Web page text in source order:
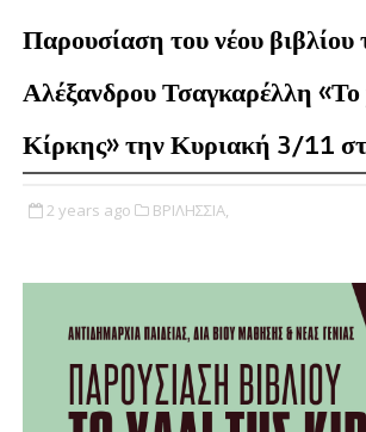
Παρουσίαση του νέου βιβλίου
Αλέξανδρου Τσαγκαρέλλη «Το
Κίρκης» την Κυριακή 3/11
2 years ago ΒΡΙΛΗΣΣΙΑ,